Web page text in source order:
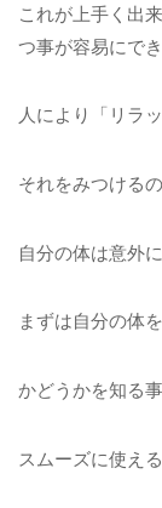
これが上手く出
つ事が容易にでき
人により「リラ
それをみつける
自分の体は意外
まずは自分の体
かどうかを知る
スムーズに使え